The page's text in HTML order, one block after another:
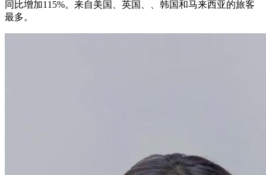
同比增加115%。来自美国、英国、、韩国和马来西亚的旅客
最多。